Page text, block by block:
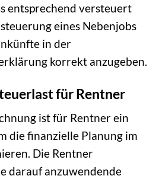
entsprechend versteuert
eines Nebenjobs
in der
korrekt anzugeben.
für Rentner
ist für Rentner ein
die finanzielle Planung im
Die Rentner
darauf anzuwendende